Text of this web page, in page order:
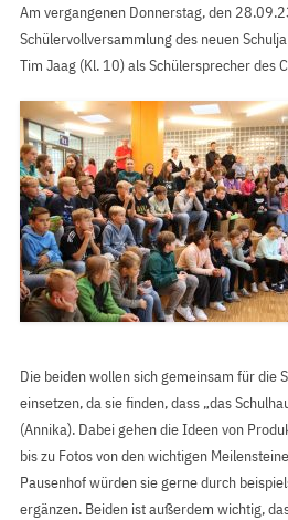
Am vergangenen Donnerstag, den
Schülervollversammlung des neuen
Tim Jaag (Kl. 10) als Schülersprecher des
Die beiden wollen sich gemeinsam für die
einsetzen, da sie finden, dass „das
(Annika). Dabei gehen die Ideen von
bis zu Fotos von den wichtigen
Pausenhof würden sie gerne durch
ergänzen. Beiden ist außerdem wichtig,